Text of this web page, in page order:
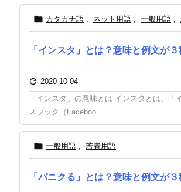
 カタカナ語 , ネット用語 , 一般用語 ,
「インスタ」とは？意味と例文が３
 2020-10-04
「インスタ」の意味とは インスタとは、
スブック（Faceboo ...
 一般用語 , 若者用語
「パニクる」とは？意味と例文が３